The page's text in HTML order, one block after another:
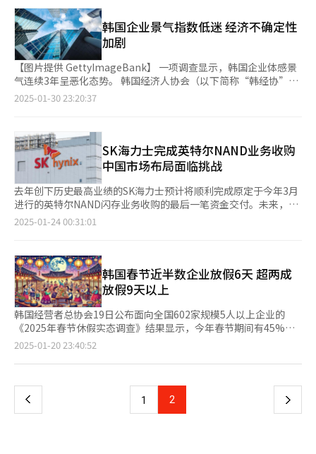
有所恶化，仅28.5%的受访者表示有所改善。在经济困难原因方
面，71.9%的受访者将"物价上涨"列为首要因素，其次为"收入减
少"（11.9%）和"工作岗位不足及不稳定"（9.5%）。 在物价上涨
的具体领域方面，72%的受访者认为"食品及外出就餐费"涨幅最
大，其次为能源费用（11%）、租赁费（4.5%）和公共费用
（3.4%）。据统计，54.1%的受访者表示"食品及外出就餐费"已
成为最具负担的支出项目。 就业稳定性方面，43.1%的受访者认为
当前工作或事业状况"不稳定"，而认为"稳定"的受访者仅占
64.2%的受访者持悲观态度，预计将进一步恶化，仅35.8%的受访
者表示乐观。 针对当前经济困境，58.4%的受访者认为在物价领域
应采取“生活必需品价格稳定化"措施；24.6%的受访者认为应加
强"针对弱势群体的就业岗位支援"；在家庭负债领域，41.4%的受
访者认为应实施"加强解决家庭负债增加因素（包括居住费、教育
费、医疗费）"等。韩经协表示，在物价稳定和就业保障方面亟待
采取有效措施，以促进民生经济稳定发展。
韩国企业景气指数低迷 经济不确定性
加剧
【图片提供 GettyImageBank】 一项调查显示，韩国企业体感景
气连续3年呈恶化态势。 韩国经济人协会（以下简称“韩经协”）
对韩国销售额排名前600的大型企业进行企业景气调查指数
（100）。韩国企业体感景气持续呈现恶化态势，持续时间远超金
融危机时期（2008年5月至2009年4月）。BSI是反映企业对景气
状况看法的指标，数值高于100，表示看好经济景气的企业居多，
低于100则相反。 从行业来看，制造业和非制造业的BSI分别为
86.5和88，均未达到基准线。在制造业的细分领域，医药品、电子
及通信设备接近基准线，但其余领域均未超过100。其中，金属及
金属加工产品和非金属材料及制品的BSI最低，为80，其次依次为
汽车及其他运输设备（83.3）、纤维、服装、皮革、鞋类
（86.7）、木材、家具、纸张（87.5）、通用及精密机械设备
（89.5）等也均处于较低水平。非制造业方面，休闲、住宿、餐饮
及专业、科学技术、事业支援服务等行业的BSI均达到107.1，显示
出良好的发展势头，与不景气的建筑业（64.3）形成鲜明对比。 此
前，BSI的预测值也连续35个月低于100，长期处于低迷状态。大
部分企业对当前经济持悲观态势，对未来发展前景缺乏信心。针对
这一情况，韩经协经济产业本部长李相浩（音）表示：“随着美国
新政府上台，经济不确定性进一步加剧，加上地缘政治风险等因素
的影响，BSI指数已连续两个月仅保持在80点左右。若企业体感景
出相应对策，以恢复产业活力，促进经济健康发展。”
2025-01-30 23:20:37
SK海力士完成英特尔NAND业务收购
中国市场布局面临挑战
去年创下历史最高业绩的SK海力士预计将顺利完成原定于今年3月
进行的英特尔NAND闪存业务收购的最后一笔资金交付。未来，SK
海力士将接手英特尔NAND业务相关的知识产权（IP）以及中国大
朗普政府可能在第二任期内加强对华经济制裁，以及NAND行业面
临的市场困境，不应仅仅抱持乐观态度。 据半导体业界23日透
露，SK海力士继2021年支付70亿美元完成第一次资金交付后，将
于今年3月支付剩余的20亿美元，从而完成对英特尔NAND闪存、
固态硬盘（SSD）业务的收购合并（M&A）。SK海力士相关人士
解释称：“交易完成后，大连工厂的运营权将全面移交，从而实现
业务的整体统一性。” 通过收购英特尔NAND业务，SK海力士克
服了在该领域的劣势。此前，NAND闪存业务一直是SK海力士
的“痛点”。海力士在DRAM领域一直紧随三星电子之后，保持第
士巩固了DRAM第二、NAND第二的位置，与三星电子一起形成了
明确的存储半导体两强格局。 然而，业界对SK海力士收购中国工
2025-01-24 00:31:01
韩国春节近半数企业放假6天 超两成
放假9天以上
韩国经营者总协会19日公布面向全国602家规模5人以上企业的
《2025年春节休假实态调查》结果显示，今年春节期间有45%的
企业安排6天假期，企业年终奖发放比例较去年有所下降，多数企
时公休日在内，从1月25日（周六）起至30日（周四）结束。在这
天及以下的企业占比25%；放假9天及以上的企业占比22.1%，其
中有0.7%的企业安排10天或更长的假期。 规模不同的企业在休假
2025-01-20 23:40:52
上
页
1 2 下